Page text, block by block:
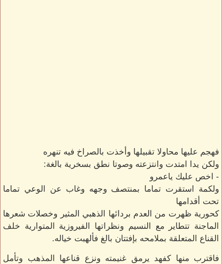
فهجم عليها محاولا تقبيلها وأخذت بالصراخ فيه تنهره
ولكن يدا امتدت وانتزعته وصوتا نطق بسخرية بالغة:
- اخص عليك ياعمرو
ولكمة استقرت تماما بمنتصف وجهه وغاب عن الوعي تماما
تحت أقدامها
كحورية ظهرت من العدم بردائها الذهبي المثير وخصلات شعرها
الماجنة تتطاير مع النسيم ونظراتها الفيروزية المتوارية خلف
القناع المتعلقة بملامحه بإفتتان بالغ فألهبت خياله.
فاقترب منها كفهد يرمق غنيمته ونزع قناعها المذهب وتأمل